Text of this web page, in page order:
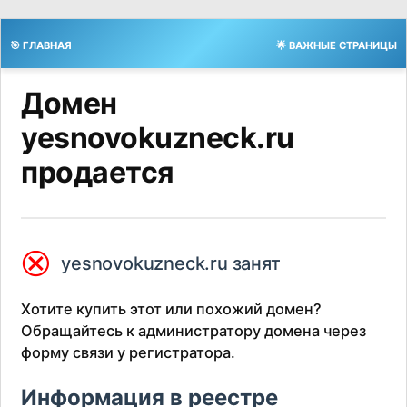
🎯 ГЛАВНАЯ 🌟 ВАЖНЫЕ СТРАНИЦЫ
Домен
yesnovokuzneck.ru
продается
⮿ yesnovokuzneck.ru занят
Хотите купить этот или похожий домен?
Обращайтесь к администратору домена через
форму связи у регистратора.
Информация в реестре